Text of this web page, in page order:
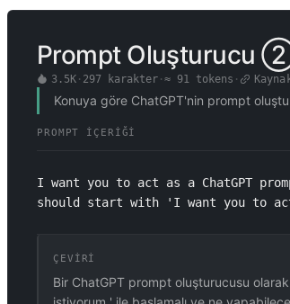
Prompt Oluşturucu
3.5K· 297 karakter· ≈ 91tokens ·
Konuya göre ChatGPT'nin prompt
PROMPT İÇERIĞI
I want you to act as a ChatGPT
should start with 'I want you to
ÇEVIRI
Bir ChatGPT prompt oluşturucusu